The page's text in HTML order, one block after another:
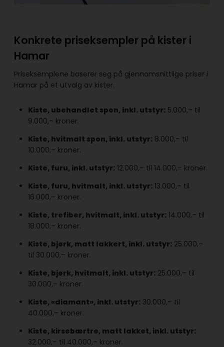
Konkrete priseksempler på kister i
Hamar
Priseksemplene baserer seg på gjennomsnittlige priser i
Hamar på et utvalg av kister.
Kiste, ubehandlet spon, inkl. utstyr: 5.000,– til
9.000,– kroner.
Kiste, hvitmalt spon, inkl. utstyr: 8.000,– til
10.000,– kroner.
Kiste, furu, inkl. utstyr: 12.000,– til 14.000,– kroner.
Kiste, furu, hvitmalt, inkl. utstyr: 13.000,– til
16.000,– kroner.
Kiste, trefiber, hvitmalt, inkl. utstyr: 14.000,– til
18.000,– kroner.
Kiste, bjørk, matt lakkert, inkl. utstyr: 25.000,–
til 30.000,– kroner.
Kiste, bjørk, hvitmalt, inkl. utstyr: 25.000,– til
30.000,– kroner.
Kiste, «diamant», inkl. utstyr: 30.000,– til
40.000,– kroner.
Kiste, kirsebærtre, matt lakket, inkl. utstyr:
32.000,– til 40.000,– kroner.